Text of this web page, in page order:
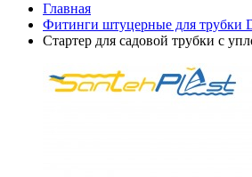
Главная
Фитинги штуцерные для трубки
Стартер для садовой трубки с